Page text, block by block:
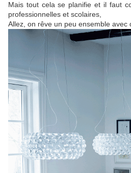
Mais tout cela se planifie et il faut
professionnelles et scolaires,
Allez, on rêve un peu ensemble avec